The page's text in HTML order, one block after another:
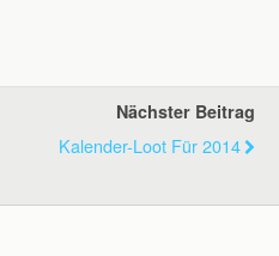
Nächster Beitrag
Kalender-Loot Für 2014